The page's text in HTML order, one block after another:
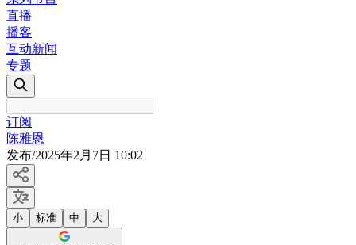
直播
播客
互动新闻
专题
订阅
陈雅恩
发布/2025年2月7日 10:02
小 标准 中 大